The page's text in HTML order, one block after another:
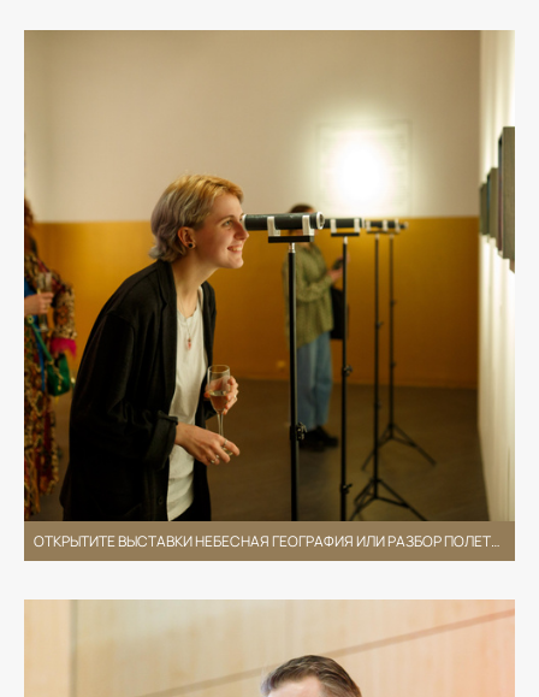
ОТКРЫТИТЕ ВЫСТАВКИ НЕБЕСНАЯ ГЕОГРАФИЯ ИЛИ РАЗБОР ПОЛЕТОВ АНДРЕЯ ФИЛИППОВА